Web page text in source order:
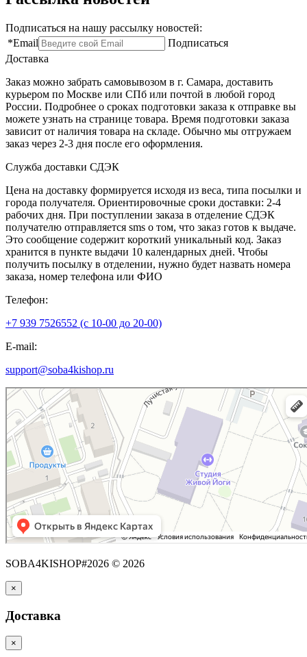
Подписаться на нашу рассылку новостей:
*Email
Подписаться
Доставка
Заказ можно забрать самовывозом в г. Самара, доставить
курьером по Москве или СПб или почтой в любой город
России. Подробнее о сроках подготовки заказа к отправке вы
можете узнать на странице товара. Время подготовки заказа
зависит от наличия товара на складе. Обычно мы отгружаем
заказ через 2-3 дня после его оформления.
Служба доставки СДЭК
Цена на доставку формируется исходя из веса, типа посылки и
города получателя. Ориентировочные сроки доставки: 2-4
рабочих дня. При поступлении заказа в отделение СДЭК
получателю отправляется sms о том, что заказ готов к выдаче.
Это сообщение содержит короткий уникальный код. Заказ
хранится в пункте выдачи 10 календарных дней. Чтобы
получить посылку в отделении, нужно будет назвать номера
заказа, номер телефона или ФИО
Телефон:
+7 939 7526552 (с 10-00 до 20-00)
E-mail:
support@soba4kishop.ru
SOBA4KISHOP#2026 © 2026
×
Доставка
×